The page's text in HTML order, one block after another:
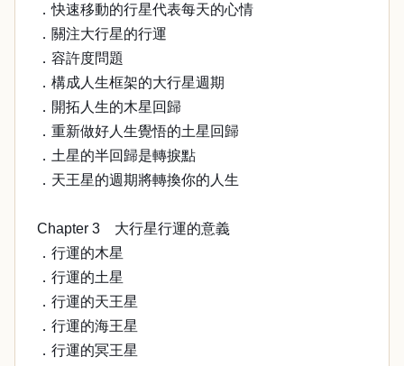
．快速移動的行星代表每天的心情
．關注大行星的行運
．容許度問題
．構成人生框架的大行星週期
．開拓人生的木星回歸
．重新做好人生覺悟的土星回歸
．土星的半回歸是轉捩點
．天王星的週期將轉換你的人生
Chapter 3 大行星行運的意義
．行運的木星
．行運的土星
．行運的天王星
．行運的海王星
．行運的冥王星